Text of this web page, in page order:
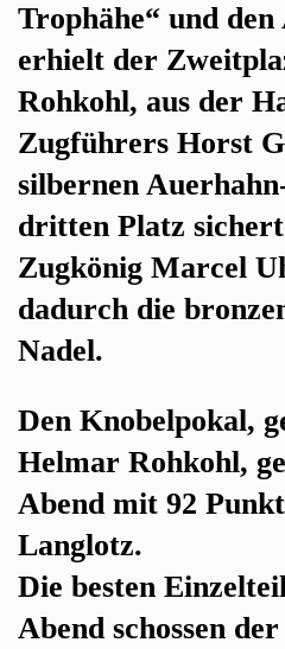
Trophähe“ und
erhielt der
Rohkohl, aus der
Zugführers Horst
silbernen
dritten Platz
Zugkönig Marcel
dadurch die
Nadel.
Den Knobelpokal,
Helmar Rohkohl,
Abend mit 92
Langlotz.
Die besten
Abend schossen